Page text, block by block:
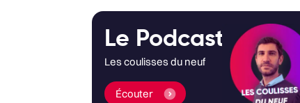
Le Podcast
Les coulisses du neuf
Écouter